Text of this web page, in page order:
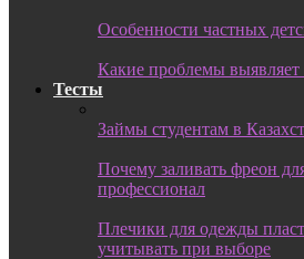
Особенности частных
Какие проблемы выявляет
Тесты
Займы студентам в
Почему заливать фреон
профессионал
Плечики для одежды
учитывать при выборе